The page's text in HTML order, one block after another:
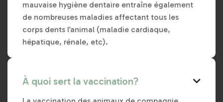
mauvaise hygiène dentaire entraîne également
de nombreuses maladies affectant tous les
corps dents l’animal (maladie cardiaque,
hépatique, rénale, etc).
À quoi sert la vaccination? 